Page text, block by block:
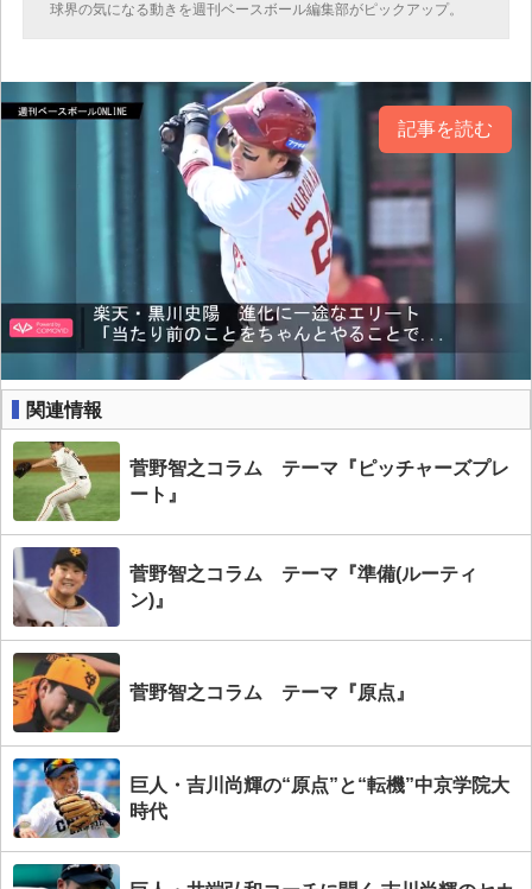
球界の気になる動きを週刊ベースボール編集部がピックアップ。
記事を読む
関連情報
菅野智之コラム テーマ『ピッチャーズプレ
ート』
菅野智之コラム テーマ『準備(ルーティ
ン)』
菅野智之コラム テーマ『原点』
巨人・吉川尚輝の“原点”と“転機”中京学院大
時代